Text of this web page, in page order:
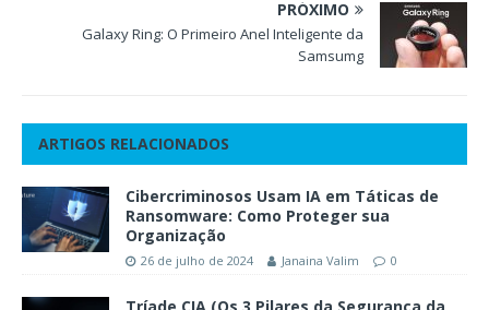
PRÓXIMO
Galaxy Ring: O Primeiro Anel Inteligente da
Samsumg
ARTIGOS RELACIONADOS
Cibercriminosos Usam IA em Táticas de
Ransomware: Como Proteger sua
Organização
26 de julho de 2024 Janaina Valim 0
Tríade CIA (Os 3 Pilares da Segurança da